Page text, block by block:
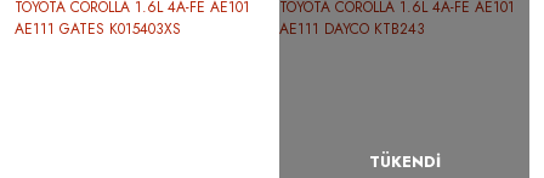
TÜKENDİ